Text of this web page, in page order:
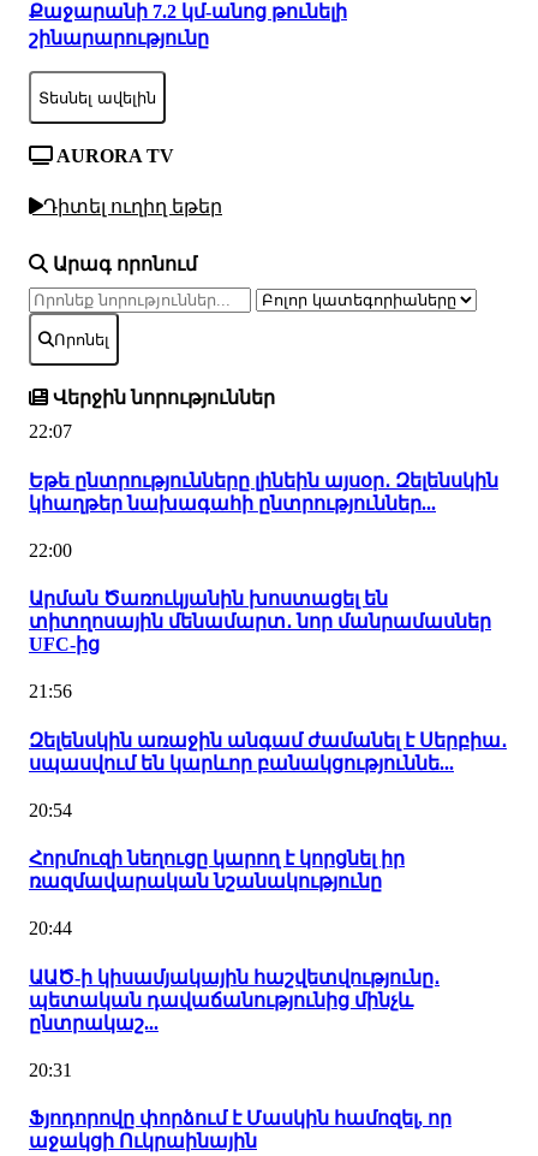
Քաջարանի 7.2 կմ-անոց թունելի
շինարարությունը
Տեսնել ավելին
AURORA TV
Դիտել ուղիղ եթեր
Արագ որոնում
Որոնել
Վերջին նորություններ
22:07
Եթե ընտրությունները լինեին այսօր․ Զելենսկին
կհաղթեր նախագահի ընտրություններ...
22:00
Արման Ծառուկյանին խոստացել են
տիտղոսային մենամարտ․ նոր մանրամասներ
UFC-ից
21:56
Զելենսկին առաջին անգամ ժամանել է Սերբիա․
սպասվում են կարևոր բանակցություննե...
20:54
Հորմուզի նեղուցը կարող է կորցնել իր
ռազմավարական նշանակությունը
20:44
ԱԱԾ-ի կիսամյակային հաշվետվությունը․
պետական դավաճանությունից մինչև
ընտրակաշ...
20:31
Ֆյոդորովը փորձում է Մասկին համոզել, որ
աջակցի Ուկրաինային